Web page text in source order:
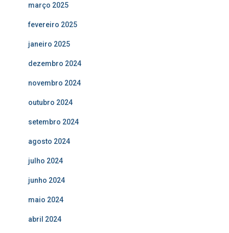
março 2025
fevereiro 2025
janeiro 2025
dezembro 2024
novembro 2024
outubro 2024
setembro 2024
agosto 2024
julho 2024
junho 2024
maio 2024
abril 2024